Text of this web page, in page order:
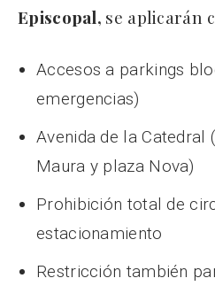
Episcopal, se aplicarán
Accesos a parkings
emergencias)
Avenida de la Catedral
Maura y plaza Nova)
Prohibición total de
estacionamiento
Restricción también